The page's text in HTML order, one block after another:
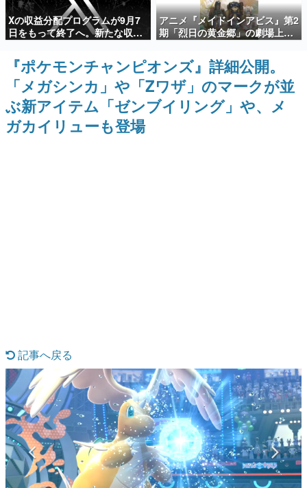
殿堂入り記事
SNS拡散数が数千以上！ ページビュー数万以上！ などな
ど。多くの人々に読まれた、電ファミ渾身の“殿堂入り”記
事をまとめました。
ゲームの企画書
名作ゲームクリエイターの方々に製作時のエピソードをお
聞きし、ヒットする企画（ゲーム）とは何か？を探ってい
きます。
この物語を解いてはいけない。『赫本』は、〈試験問題〉
なんでゲームは面白い？
ゲーム開発者・hamatsu氏がゲームの魅力を画面や操作の
具体的な形から解き明かしていく、硬派で骨太な評論連載
です。
ゲームが変えた日本語
「経験値」「裏技」「ラスボス」… ゲームにまつわる言葉
の起源や用法の変遷を、コンピューター文化史研究家・タ
イニーP氏が徹底調査。
Xの収益分配プログラムが9月7
日をもって終了へ。新たな収益
化制度「Original Content
Rewards Program」を発表
アニメ『メイドインアビス』第2
期「烈日の黄金郷」の劇場上映
が決定！レグ役・伊瀬茉莉也さ
んらが登壇する舞台挨拶も実施
『ポケモンチャンピオンズ』詳細公開。
「メガシンカ」や「Zワザ」のマークが並
ぶ新アイテム「ゼンブイリング」や、メ
ガカイリューも登場
記事へ戻る